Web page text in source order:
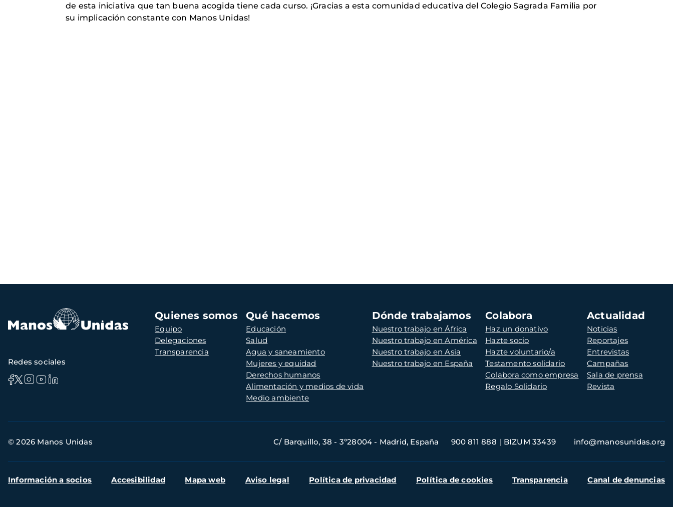
de esta iniciativa que tan buena acogida tiene cada curso. ¡Gracias a esta comunidad educativa del Colegio Sagrada Familia por
su implicación constante con Manos Unidas!
Navegación
principal
Quienes somos
Equipo
Delegaciones
Transparencia
Qué hacemos
Educación
Salud
Agua y saneamiento
Mujeres y equidad
Derechos humanos
Alimentación y medios de vida
Medio ambiente
Dónde trabajamos
Nuestro trabajo en África
Nuestro trabajo en América
Nuestro trabajo en Asia
Nuestro trabajo en España
Colabora
Haz un donativo
Hazte socio
Hazte voluntario/a
Testamento solidario
Colabora como empresa
Regalo Solidario
Actualidad
Noticias
Reportajes
Entrevistas
Campañas
Sala de prensa
Revista
Redes sociales
de
© 2026 Manos Unidas C/ Barquillo, 38 - 3º28004 - Madrid, España 900 811 888 BIZUM 33439 info@manosunidas.org
Menú
Información a socios Accesibilidad Mapa web Aviso legal Política de privacidad Política de cookies Transparencia Canal de denuncias